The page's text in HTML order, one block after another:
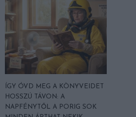
ÍGY ÓVD MEG A KÖNYVEIDET
HOSSZÚ TÁVON: A
NAPFÉNYTŐL A PORIG SOK